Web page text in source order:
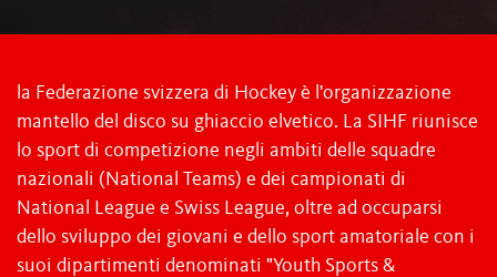
la Federazione svizzera di Hockey è l'organizzazione
mantello del disco su ghiaccio elvetico. La SIHF riunisce
lo sport di competizione negli ambiti delle squadre
nazionali (National Teams) e dei campionati di
National League e Swiss League, oltre ad occuparsi
dello sviluppo dei giovani e dello sport amatoriale con i
suoi dipartimenti denominati "Youth Sports &